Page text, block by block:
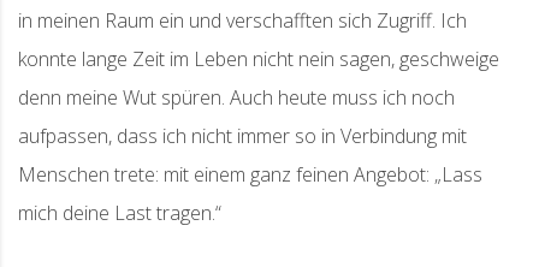
in meinen Raum ein und verschafften sich Zugriff. Ich
konnte lange Zeit im Leben nicht nein sagen, geschweige
denn meine Wut spüren. Auch heute muss ich noch
aufpassen, dass ich nicht immer so in Verbindung mit
Menschen trete: mit einem ganz feinen Angebot: „Lass
mich deine Last tragen.“